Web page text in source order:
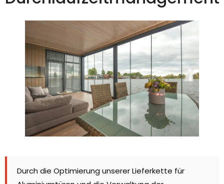
Durch die Optimierung unserer Lieferkette für